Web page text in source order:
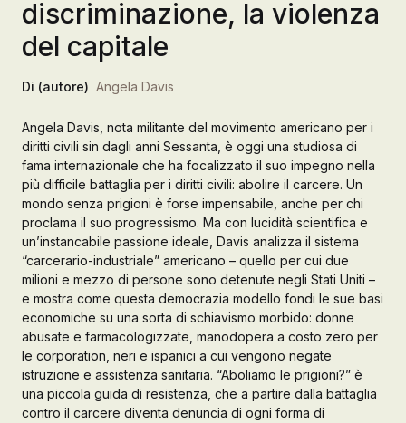
L’Edicola & eventi
Galleria d’Arte
di me
password?
Creare un account
discriminazione, la violenza
del capitale
Di (autore) Angela Davis
Angela Davis, nota militante del movimento americano per i
diritti civili sin dagli anni Sessanta, è oggi una studiosa di
fama internazionale che ha focalizzato il suo impegno nella
più difficile battaglia per i diritti civili: abolire il carcere. Un
mondo senza prigioni è forse impensabile, anche per chi
proclama il suo progressismo. Ma con lucidità scientifica e
un’instancabile passione ideale, Davis analizza il sistema
“carcerario-industriale” americano – quello per cui due
milioni e mezzo di persone sono detenute negli Stati Uniti –
e mostra come questa democrazia modello fondi le sue basi
economiche su una sorta di schiavismo morbido: donne
abusate e farmacologizzate, manodopera a costo zero per
le corporation, neri e ispanici a cui vengono negate
istruzione e assistenza sanitaria. “Aboliamo le prigioni?” è
una piccola guida di resistenza, che a partire dalla battaglia
contro il carcere diventa denuncia di ogni forma di